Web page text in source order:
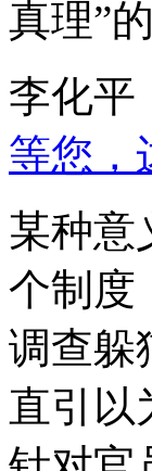
真理”
李化平
等您，
某种意
个制度
调查躲
直引以